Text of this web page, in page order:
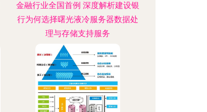
金融行业全国首例 深度解析建设银
行为何选择曙光液冷服务器数据处
理与存储支持服务